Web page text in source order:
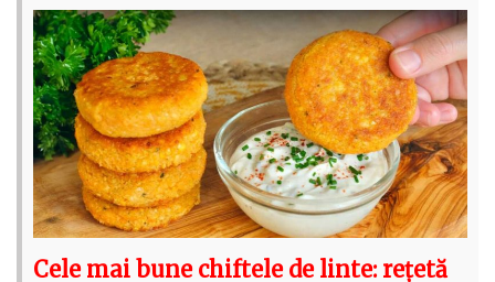
Cele mai bune chiftele de linte: rețetă